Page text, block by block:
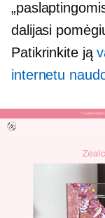
dalijasi
Patikrinkite ją
internetu